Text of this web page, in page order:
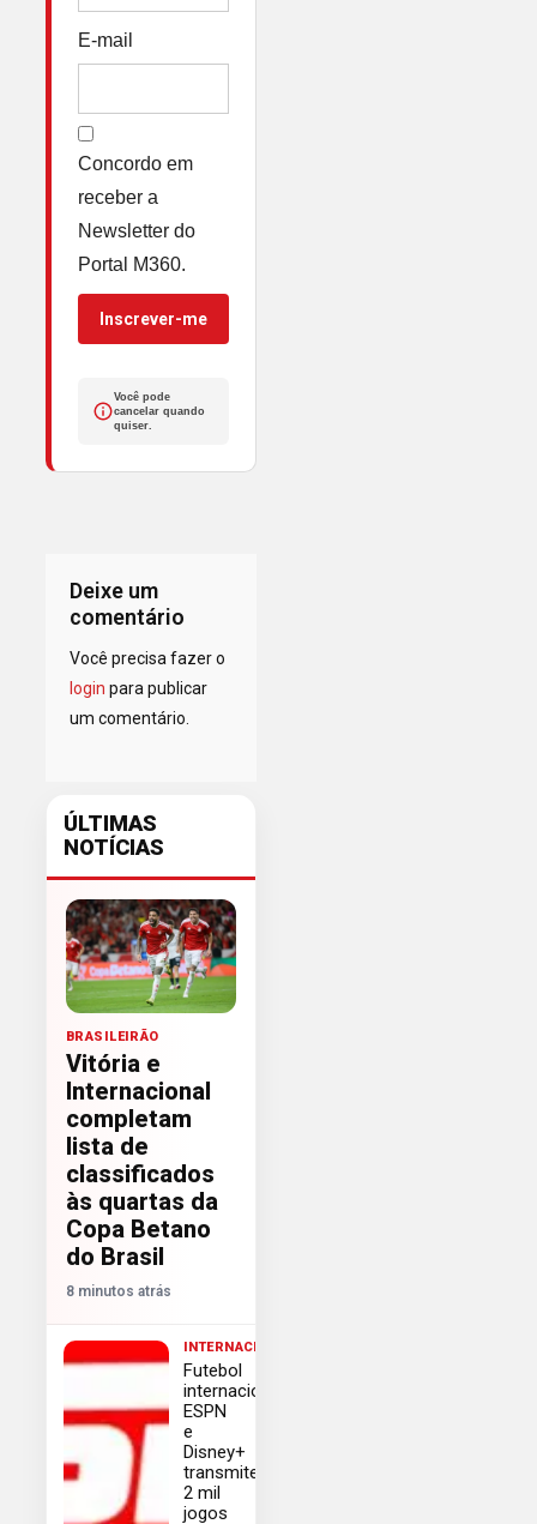
E-mail
Concordo em
receber a
Newsletter do
Portal M360.
Inscrever-me
Você pode
cancelar quando
quiser.
Deixe um
comentário
Você precisa fazer o
login para publicar
um comentário.
ÚLTIMAS
NOTÍCIAS
BRASILEIRÃO
Vitória e
Internacional
completam
lista de
classificados
às quartas da
Copa Betano
do Brasil
8 minutos atrás
INTERNACIONAL
Futebol
internacional:
ESPN
e
Disney+
transmitem
2 mil
jogos